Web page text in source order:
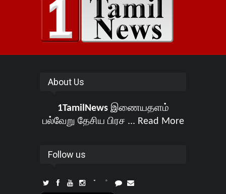
About Us
1TamilNewsஇணையதளம்
பல்வேறு தேசிய பிரச ... Read More
Follow us